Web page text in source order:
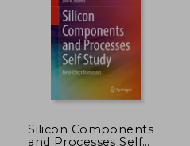
40%
dcto.
Silicon Components
and Processes Self